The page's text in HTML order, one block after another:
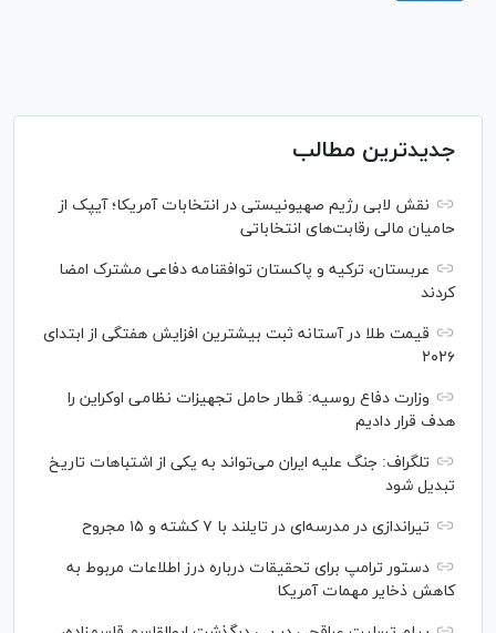
جدیدترین مطالب
نقش لابی رژیم صهیونیستی در انتخابات آمریکا؛ آیپک از
حامیان مالی رقابت‌های انتخاباتی
عربستان، ترکیه و پاکستان توافقنامه دفاعی مشترک امضا
کردند
قیمت طلا در آستانه ثبت بیشترین افزایش هفتگی از ابتدای
۲۰۲۶
وزارت دفاع روسیه: قطار حامل تجهیزات نظامی اوکراین را
هدف قرار دادیم
تلگراف: جنگ علیه ایران می‌تواند به یکی از اشتباهات تاریخ
تبدیل شود
تیراندازی در مدرسه‌ای در تایلند با ۷ کشته و ۱۵ مجروح
دستور ترامپ برای تحقیقات درباره درز اطلاعات مربوط به
کاهش ذخایر مهمات آمریکا